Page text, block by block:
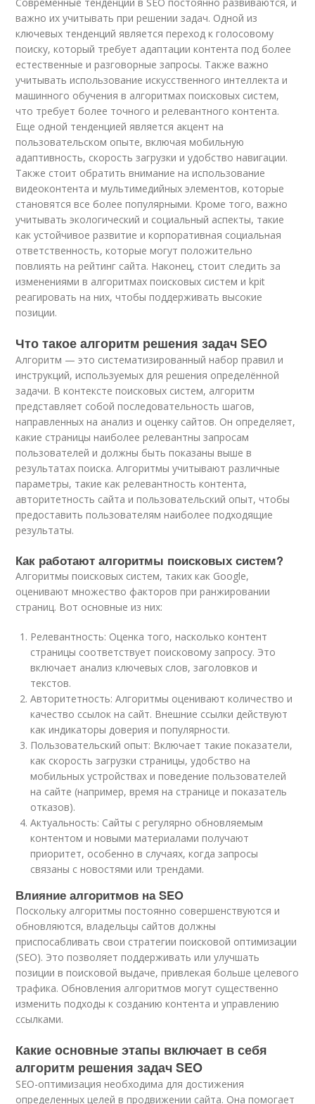
важно их учитывать при решении задач. Одной из
ключевых тенденций является переход к голосовому
поиску, который требует адаптации контента под более
естественные и разговорные запросы. Также важно
учитывать использование искусственного интеллекта и
машинного обучения в алгоритмах поисковых систем,
что требует более точного и релевантного контента.
Еще одной тенденцией является акцент на
пользовательском опыте, включая мобильную
адаптивность, скорость загрузки и удобство навигации.
Также стоит обратить внимание на использование
видеоконтента и мультимедийных элементов, которые
становятся все более популярными. Кроме того, важно
учитывать экологический и социальный аспекты, такие
как устойчивое развитие и корпоративная социальная
ответственность, которые могут положительно
повлиять на рейтинг сайта. Наконец, стоит следить за
изменениями в алгоритмах поисковых систем и kpit
реагировать на них, чтобы поддерживать высокие
позиции.
Что такое алгоритм решения задач SEO
Алгоритм — это систематизированный набор правил и
инструкций, используемых для решения определённой
задачи. В контексте поисковых систем, алгоритм
представляет собой последовательность шагов,
направленных на анализ и оценку сайтов. Он определяет,
какие страницы наиболее релевантны запросам
пользователей и должны быть показаны выше в
результатах поиска. Алгоритмы учитывают различные
параметры, такие как релевантность контента,
авторитетность сайта и пользовательский опыт, чтобы
предоставить пользователям наиболее подходящие
результаты.
Как работают алгоритмы поисковых систем?
Алгоритмы поисковых систем, таких как Google,
оценивают множество факторов при ранжировании
страниц. Вот основные из них:
Релевантность: Оценка того, насколько контент
страницы соответствует поисковому запросу. Это
включает анализ ключевых слов, заголовков и
текстов.
Авторитетность: Алгоритмы оценивают количество и
качество ссылок на сайт. Внешние ссылки действуют
как индикаторы доверия и популярности.
Пользовательский опыт: Включает такие показатели,
как скорость загрузки страницы, удобство на
мобильных устройствах и поведение пользователей
на сайте (например, время на странице и показатель
отказов).
Актуальность: Сайты с регулярно обновляемым
контентом и новыми материалами получают
приоритет, особенно в случаях, когда запросы
связаны с новостями или трендами.
Влияние алгоритмов на SEO
Поскольку алгоритмы постоянно совершенствуются и
обновляются, владельцы сайтов должны
приспосабливать свои стратегии поисковой оптимизации
(SEO). Это позволяет поддерживать или улучшать
позиции в поисковой выдаче, привлекая больше целевого
трафика. Обновления алгоритмов могут существенно
изменить подходы к созданию контента и управлению
ссылками.
Какие основные этапы включает в себя
алгоритм решения задач SEO
SEO-оптимизация необходима для достижения
определенных целей в продвижении сайта. Она помогает